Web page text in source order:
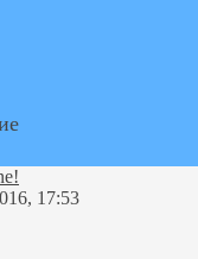
17:53